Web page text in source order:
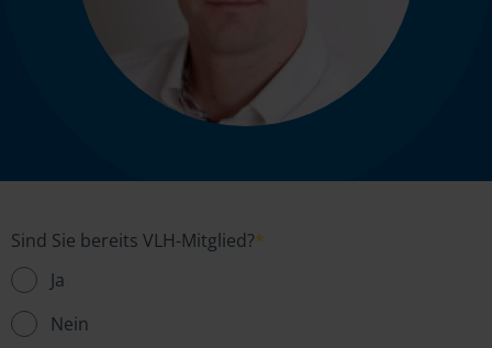
Sind Sie bereits VLH-Mitglied?*
Ja
Nein